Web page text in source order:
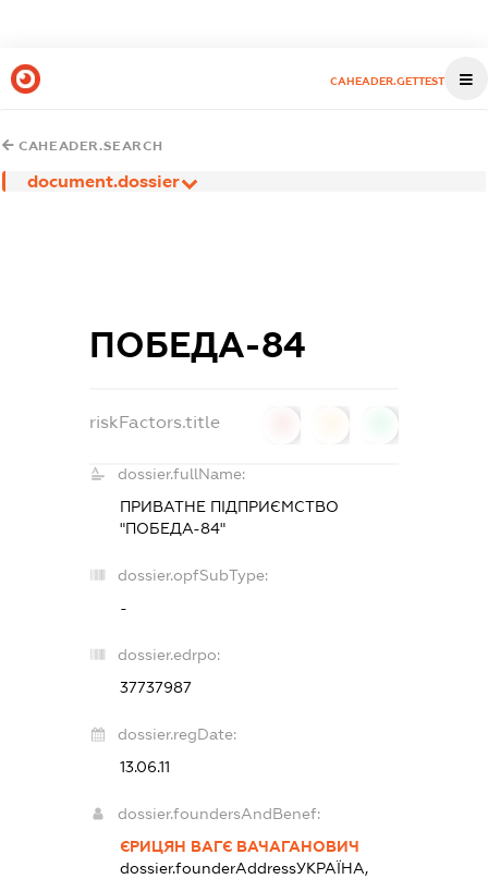
CAHEADER.GETTEST
CAHEADER.SEARCH
document.dossier
ПОБЕДА-84
riskFactors.title
dossier.fullName:
ПРИВАТНЕ ПІДПРИЄМСТВО
"ПОБЕДА-84"
dossier.opfSubType:
-
dossier.edrpo:
37737987
dossier.regDate:
13.06.11
dossier.foundersAndBenef:
ЄРИЦЯН ВАГЄ ВАЧАГАНОВИЧ
dossier.founderAddressУКРАЇНА,